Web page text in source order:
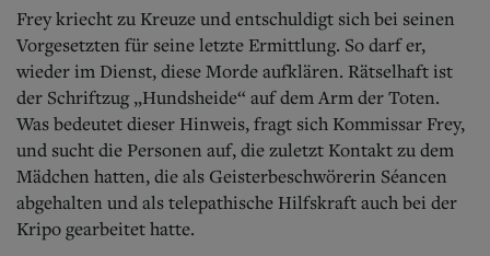
Frey kriecht zu Kreuze und entschuldigt sich bei seinen
Vorgesetzten für seine letzte Ermittlung. So darf er,
wieder im Dienst, diese Morde aufklären. Rätselhaft ist
der Schriftzug „Hundsheide“ auf dem Arm der Toten.
Was bedeutet dieser Hinweis, fragt sich Kommissar Frey,
und sucht die Personen auf, die zuletzt Kontakt zu dem
Mädchen hatten, die als Geisterbeschwörerin Séancen
abgehalten und als telepathische Hilfskraft auch bei der
Kripo gearbeitet hatte.